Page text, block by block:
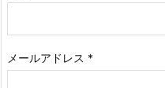
メールアドレス *